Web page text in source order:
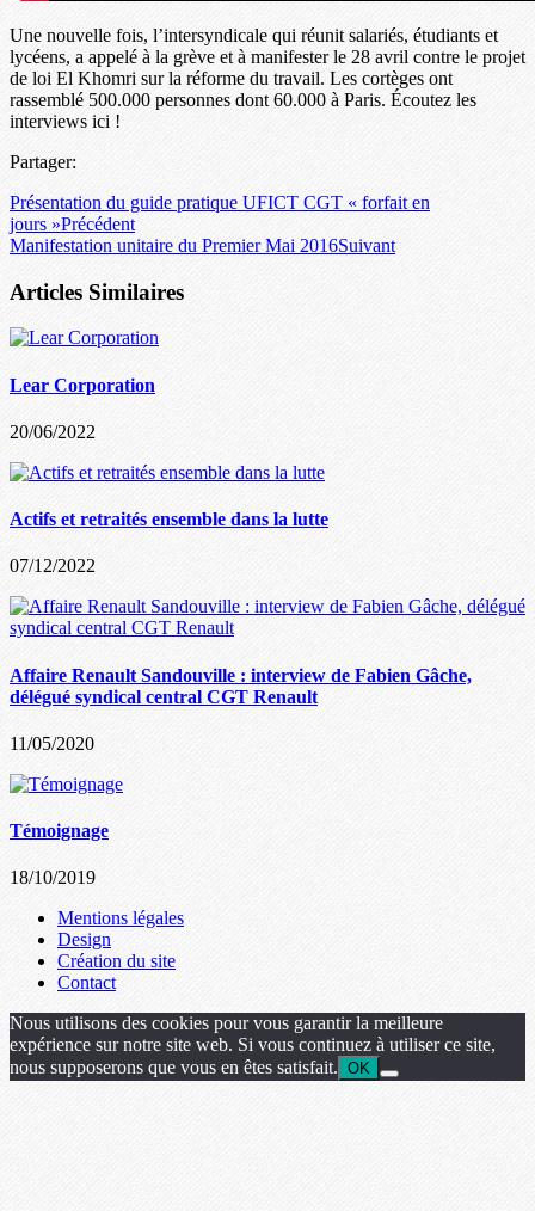
Une nouvelle fois, l’intersyndicale qui réunit salariés, étudiants et
lycéens, a appelé à la grève et à manifester le 28 avril contre le projet
de loi El Khomri sur la réforme du travail. Les cortèges ont
rassemblé 500.000 personnes dont 60.000 à Paris. Écoutez les
interviews ici !
Partager:
Présentation du guide pratique UFICT CGT « forfait en
jours »Précédent
Manifestation unitaire du Premier Mai 2016Suivant
Articles Similaires
Lear Corporation
20/06/2022
Actifs et retraités ensemble dans la lutte
07/12/2022
Affaire Renault Sandouville : interview de Fabien Gâche,
délégué syndical central CGT Renault
11/05/2020
Témoignage
18/10/2019
Mentions légales
Design
Création du site
Contact
Nous utilisons des cookies pour vous garantir la meilleure
expérience sur notre site web. Si vous continuez à utiliser ce site,
nous supposerons que vous en êtes satisfait. OK